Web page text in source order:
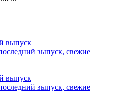
выпуск, свежие
выпуск, свежие